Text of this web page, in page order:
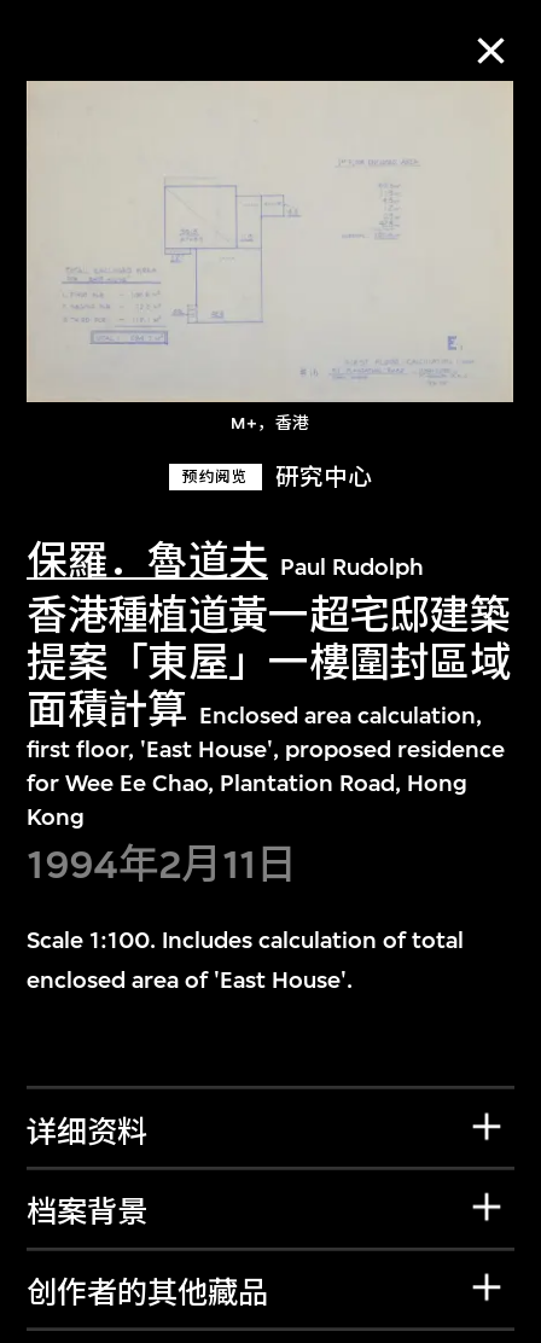
M+，香港
预约阅览 研究中心
保羅．魯道夫 Paul Rudolph
香港種植道黃一超宅邸建築
提案「東屋」一樓圍封區域
面積計算 Enclosed area calculation,
first floor, 'East House', proposed residence
for Wee Ee Chao, Plantation Road, Hong
Kong
1994年2月11日
Scale 1:100. Includes calculation of total
enclosed area of 'East House'.
详细资料
档案背景
创作者的其他藏品
文化藏品。